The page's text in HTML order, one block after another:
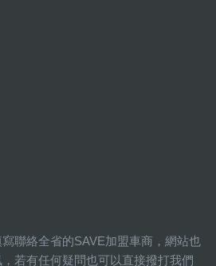
聯絡全省的SAVE加盟車商，網站也
若有任何疑問也可以直接撥打我們